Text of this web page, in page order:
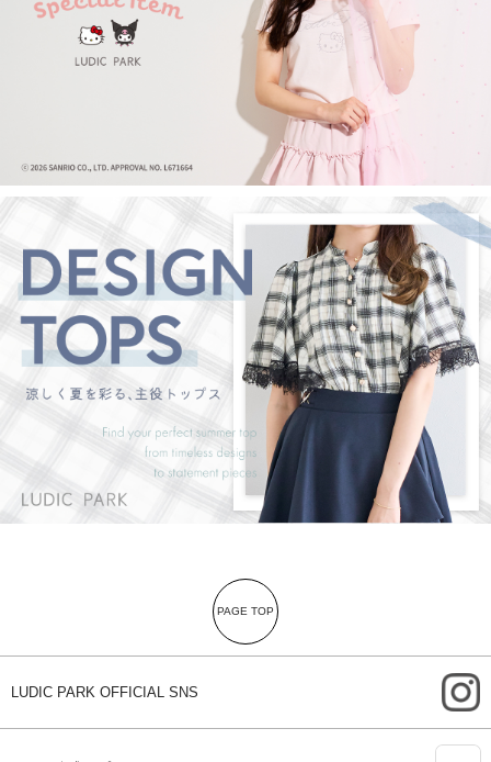
PAGE TOP
LUDIC PARK OFFICIAL SNS